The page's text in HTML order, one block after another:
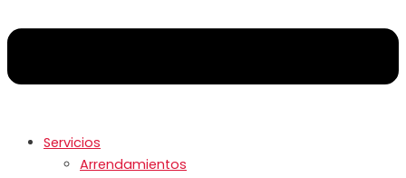
Servicios
Arrendamientos